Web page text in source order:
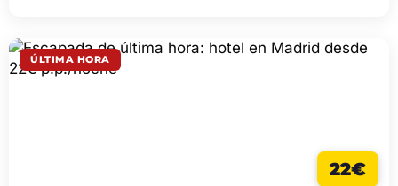
ÚLTIMA HORA
22€